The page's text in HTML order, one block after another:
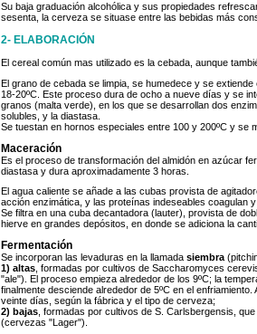
Su baja graduación alcohólica y sus propiedades
sesenta, la cerveza se situase entre las bebidas más
2- ELABORACIÓN
El cereal común mas utilizado es la cebada, aunque
El grano de cebada se limpia, se humedece y se
18-20ºC. Este proceso dura de ocho a nueve días y se
granos (malta verde), en los que se desarrollan dos
solubles, y la diastasa.
Se tuestan en hornos especiales entre 100 y 200ºC y se
Maceración
Es el proceso de transformación del almidón en azúcar
diastasa y dura aproximadamente 3 horas.
El agua caliente se añade a las cubas provista de
acción enzimática, y las proteínas indeseables coagulan
Se filtra en una cuba decantadora (lauter), provista de
hierve en grandes depósitos, en donde se adiciona la
Fermentación
Se incorporan las levaduras en la llamada siembra
1) altas , formadas por cultivos de Saccharomyces
"ale"). El proceso empieza alrededor de los 9ºC; la
finalmente desciende alrededor de 5ºC en el
veinte días, según la fábrica y el tipo de cerveza;
2) bajas , formadas por cultivos de S. Carlsbergensis,
(cervezas "Lager").